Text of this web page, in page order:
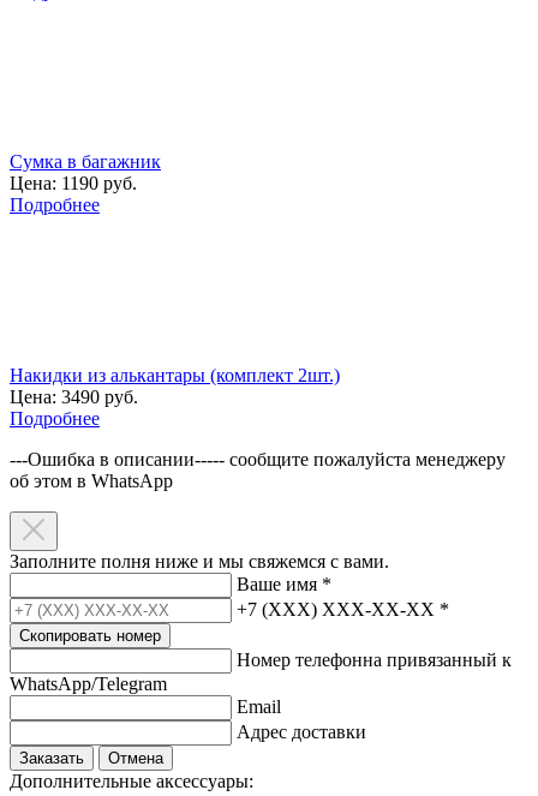
Сумка в багажник
Цена: 1190 руб.
Подробнее
Накидки из алькантары (комплект 2шт.)
Цена: 3490 руб.
Подробнее
---Ошибка в описании----- сообщите пожалуйста менеджеру
об этом в WhatsApp
Заполните полня ниже и мы свяжемся с вами.
Ваше имя *
+7 (XXX) XXX-XX-XX *
Скопировать номер
Номер телефонна привязанный к
WhatsApp/Telegram
Email
Адрес доставки
Заказать Отмена
Дополнительные аксессуары: